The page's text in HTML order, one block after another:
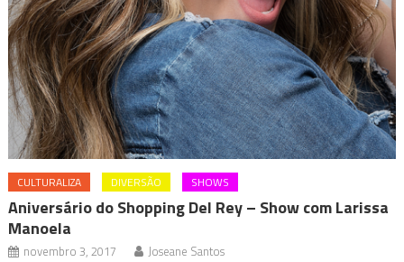
CULTURALIZA DIVERSÃO SHOWS
Aniversário do Shopping Del Rey – Show com Larissa
Manoela
novembro 3, 2017 Joseane Santos